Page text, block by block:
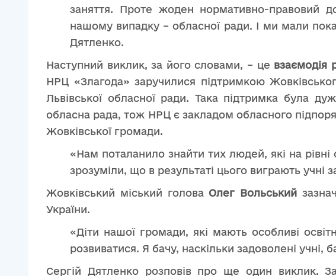
заняття. Проте жоден нормативно-правовий
нашому випадку – обласної ради. І ми мали
Дятленко.
Наступний виклик, за його словами, – це взаємодія
НРЦ «Злагода» заручилися підтримкою
Львівської обласної ради. Така підтримка була
обласна рада, тож НРЦ є закладом обласного
Жовківської громади.
«Нам поталанило знайти тих людей, які на
зрозуміли, що в результаті цього виграють учні
Жовківський міський голова Олег Вольський
України.
«Діти нашої громади, які мають особливі
розвиватися. Я бачу, наскільки задоволені учні,
Сергій Дятленко розповів про ще один виклик.